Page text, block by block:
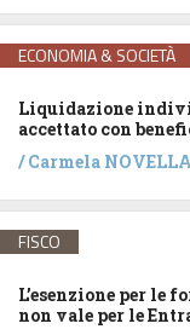
ECONOMIA & SOCIETÀ
Liquidazione
accettato con
/Carmela NOVELLA
FISCO
L’esenzione per le
non vale per le